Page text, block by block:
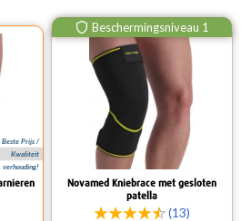
Beste Prijs /
Kwaliteit
verhouding!
Beschermingsniveau 1
Novamed Kniebrace met gesloten
patella
(13)